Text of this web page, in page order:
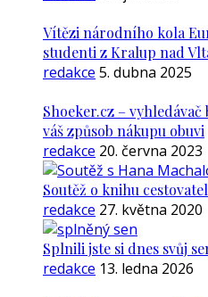
Vítězi národního kola
studenti z Kralup nad
redakce 5. dubna 2025
Shoeker.cz –
váš způsob nákupu obuvi
redakce 20. června 2023
Soutěž o knihu
redakce 27. května 2020
Splnili jste si dnes svůj
redakce 13. ledna 2026